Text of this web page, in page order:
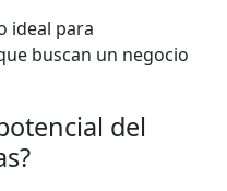
ideal para
buscan un negocio
del